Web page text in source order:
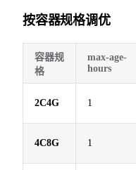
按容器规格调优
容器规
格
max-age-
hours
2C4G 1
4C8G 1